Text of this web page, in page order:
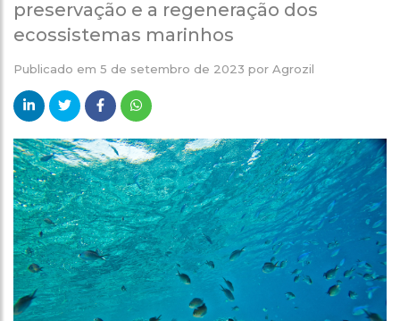
preservação e a regeneração dos
ecossistemas marinhos
Publicado em 5 de setembro de 2023 por Agrozil